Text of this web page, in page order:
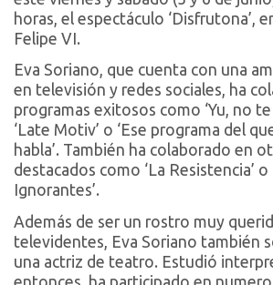
horas, el espectáculo ‘Disfrutona’,
Felipe VI.
Eva Soriano, que cuenta con una
en televisión y redes sociales, ha
programas exitosos como ‘Yu, no te
‘Late Motiv’ o ‘Ese programa del
habla’. También ha colaborado en
destacados como ‘La Resistencia’ o
Ignorantes’.
Además de ser un rostro muy
televidentes, Eva Soriano también
una actriz de teatro. Estudió
entonces, ha participado en